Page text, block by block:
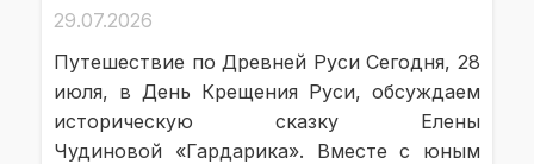
29.07.2026
Путешествие по Древней Руси Сегодня, 28
июля, в День Крещения Руси, обсуждаем
историческую сказку Елены
Чудиновой «Гардарика». Вместе с юным